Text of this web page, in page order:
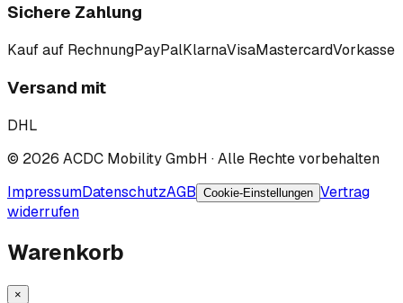
Sichere Zahlung
Kauf auf RechnungPayPalKlarnaVisaMastercardVorkasse
Versand mit
DHL
© 2026 ACDC Mobility GmbH · Alle Rechte vorbehalten
ImpressumDatenschutzAGB Cookie-Einstellungen Vertrag
widerrufen
Warenkorb
×